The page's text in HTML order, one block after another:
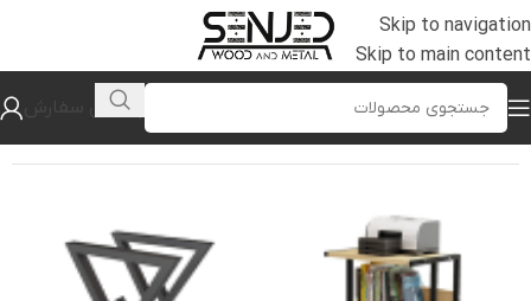
Skip to navigation
Skip to main content
پیگیری سفارش
خانه/فروشگاه